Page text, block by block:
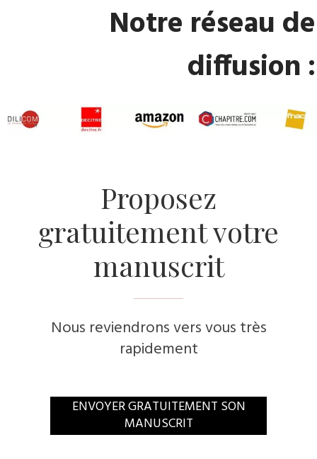
​Notre réseau de
diffusion :
​Proposez
gratuitement votre
manuscrit
Nous reviendrons vers vous très
rapidement
​ENVOYER GRATUITEMENT SON
MANUSCRIT